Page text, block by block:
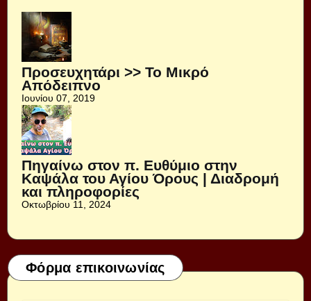
Προσευχητάρι >> Το Μικρό
Απόδειπνο
Ιουνίου 07, 2019
Πηγαίνω στον π. Ευθύμιο στην
Καψάλα του Αγίου Όρους | Διαδρομή
και πληροφορίες
Οκτωβρίου 11, 2024
Φόρμα επικοινωνίας